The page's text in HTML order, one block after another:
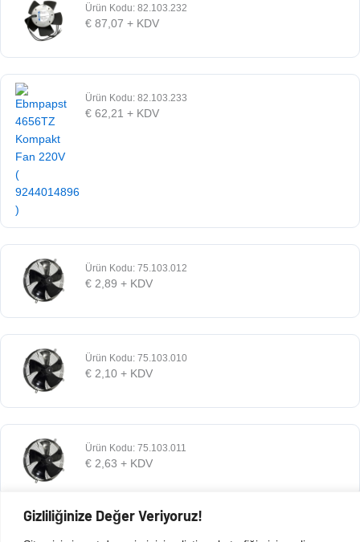
Gizliliğinize Değer Veriyoruz!
Ürün Kodu: 82.103.232
€ 87,07 + KDV
Ürün Kodu: 82.103.233
€ 62,21 + KDV
Ürün Kodu: 75.103.012
€ 2,89 + KDV
Ürün Kodu: 75.103.010
€ 2,10 + KDV
Ürün Kodu: 75.103.011
€ 2,63 + KDV